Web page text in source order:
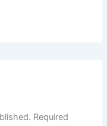
Required